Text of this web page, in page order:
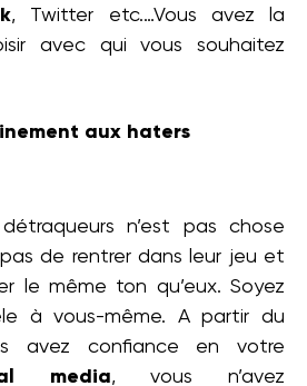
, Twitter etc.…Vous avez la
avec qui vous souhaitez
aux haters
n’est pas chose
pas de rentrer dans leur jeu et
le même ton qu’eux. Soyez
à vous-même. A partir du
avez confiance en votre
media, vous n’avez